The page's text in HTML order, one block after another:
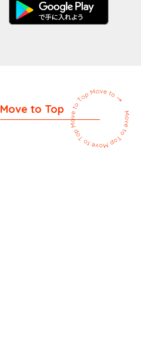
Move to Top